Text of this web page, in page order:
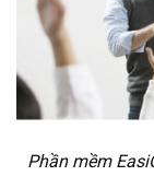
Phần mềm